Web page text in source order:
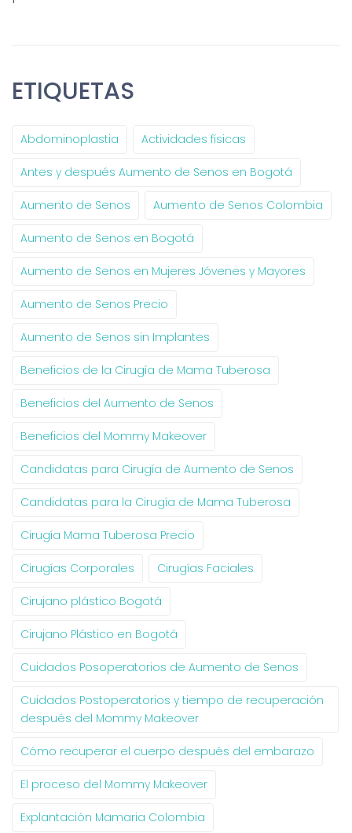
ETIQUETAS
Abdominoplastia Actividades físicas
Antes y después Aumento de Senos en Bogotá
Aumento de Senos Aumento de Senos Colombia
Aumento de Senos en Bogotá
Aumento de Senos en Mujeres Jóvenes y Mayores
Aumento de Senos Precio
Aumento de Senos sin Implantes
Beneficios de la Cirugía de Mama Tuberosa
Beneficios del Aumento de Senos
Beneficios del Mommy Makeover
Candidatas para Cirugía de Aumento de Senos
Candidatas para la Cirugía de Mama Tuberosa
Cirugía Mama Tuberosa Precio
Cirugías Corporales Cirugías Faciales
Cirujano plástico Bogotá
Cirujano Plástico en Bogotá
Cuidados Posoperatorios de Aumento de Senos
Cuidados Postoperatorios y tiempo de recuperación
después del Mommy Makeover
Cómo recuperar el cuerpo después del embarazo
El proceso del Mommy Makeover
Explantación Mamaria Colombia